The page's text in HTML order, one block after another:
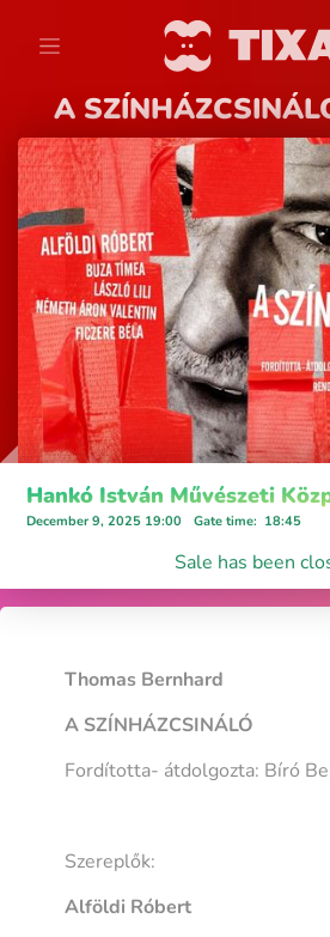
A
Hankó István Művészeti
December 9, 2025 19:00 Gate time: 18:45
Sale has been
Thomas Bernhard
A SZÍNHÁZCSINÁLÓ
Fordította- átdolgozta: Bíró
Szereplők:
Alföldi Róbert